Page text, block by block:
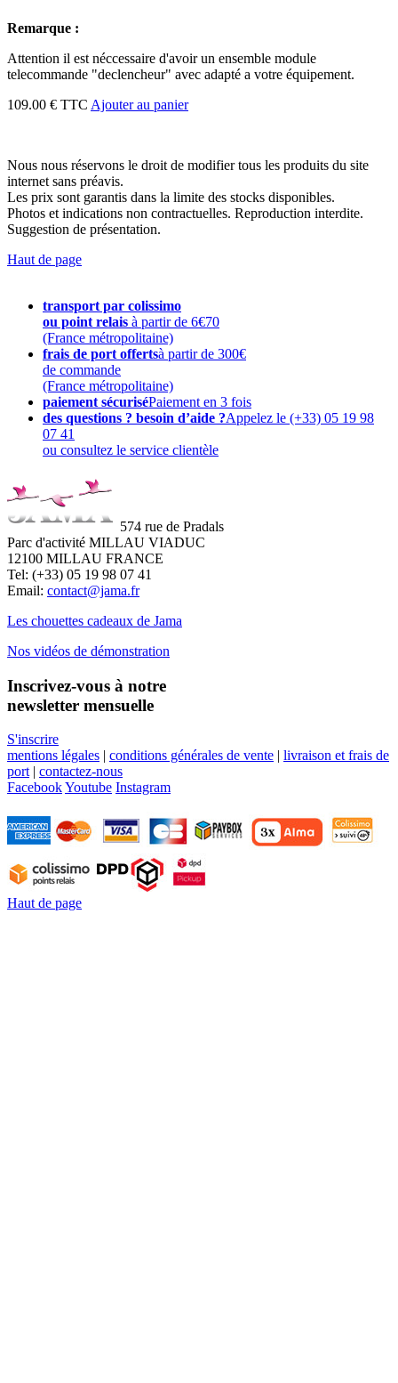
Remarque :
Attention il est néccessaire d'avoir un ensemble module
telecommande "declencheur" avec adapté a votre équipement.
109.00 € TTC Ajouter au panier
Nous nous réservons le droit de modifier tous les produits du site
internet sans préavis.
Les prix sont garantis dans la limite des stocks disponibles.
Photos et indications non contractuelles. Reproduction interdite.
Suggestion de présentation.
Haut de page
transport par colissimo
ou point relais à partir de 6€70
(France métropolitaine)
frais de port offertsà partir de 300€
de commande
(France métropolitaine)
paiement sécuriséPaiement en 3 fois
des questions ? besoin d’aide ?Appelez le (+33) 05 19 98
07 41
ou consultez le service clientèle
574 rue de Pradals
Parc d'activité MILLAU VIADUC
12100 MILLAU FRANCE
Tel: (+33) 05 19 98 07 41
Email: contact@jama.fr
Les chouettes cadeaux de Jama
Nos vidéos de démonstration
Inscrivez-vous à notre
newsletter mensuelle
S'inscrire
mentions légales | conditions générales de vente | livraison et frais de
port | contactez-nous
FacebookYoutube Instagram
Haut de page